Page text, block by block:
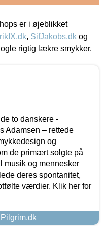
er i øjeblikket
, SifJakobs.dk og
rigtig lækre smykker.
to danskere -
Adamsen – rettede
og
de primært solgte på
musik og mennesker
deres spontanitet,
værdier. Klik her for